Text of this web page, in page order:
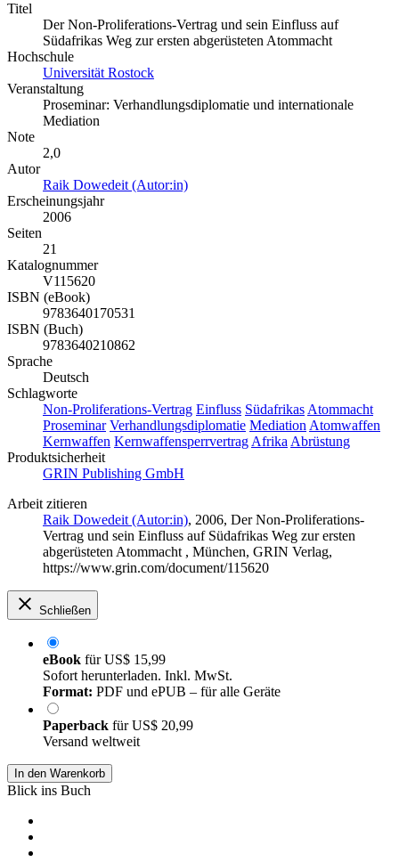
Titel
Der Non-Proliferations-Vertrag und sein Einfluss auf
Südafrikas Weg zur ersten abgerüsteten Atommacht
Hochschule
Universität Rostock
Veranstaltung
Proseminar: Verhandlungsdiplomatie und internationale
Mediation
Note
2,0
Autor
Raik Dowedeit (Autor:in)
Erscheinungsjahr
2006
Seiten
21
Katalognummer
V115620
ISBN (eBook)
9783640170531
ISBN (Buch)
9783640210862
Sprache
Deutsch
Schlagworte
Non-Proliferations-Vertrag Einfluss Südafrikas Atommacht
Proseminar Verhandlungsdiplomatie Mediation Atomwaffen
Kernwaffen Kernwaffensperrvertrag Afrika Abrüstung
Produktsicherheit
GRIN Publishing GmbH
Arbeit zitieren
Raik Dowedeit (Autor:in), 2006, Der Non-Proliferations-
Vertrag und sein Einfluss auf Südafrikas Weg zur ersten
abgerüsteten Atommacht , München, GRIN Verlag,
https://www.grin.com/document/115620
Schließen
eBook fürUS$ 15,99
Sofort herunterladen. Inkl. MwSt.
Format: PDF und ePUB – für alle Geräte
Paperback fürUS$ 20,99
Versand weltweit
In den Warenkorb
Blick ins Buch